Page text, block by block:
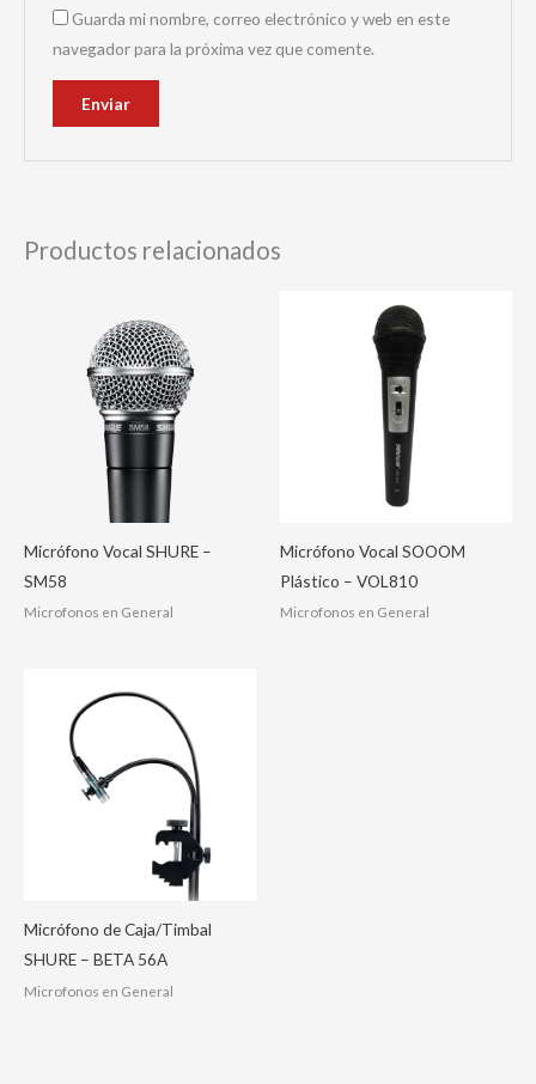
Guarda mi nombre, correo electrónico y web en este
navegador para la próxima vez que comente.
Productos relacionados
Micrófono Vocal SHURE –
SM58
Microfonos en General
Micrófono Vocal SOOOM
Plástico – VOL810
Microfonos en General
Micrófono de Caja/Timbal
SHURE – BETA 56A
Microfonos en General